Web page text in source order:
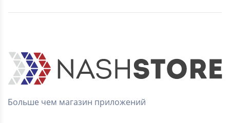
Больше чем магазин приложений